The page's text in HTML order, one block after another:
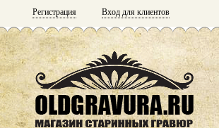
Регистрация Вход для клиентов